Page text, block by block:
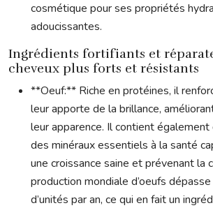
cosmétique pour ses propriétés
adoucissantes.
Ingrédients fortifiants et
cheveux plus forts et résistants
**Oeuf:** Riche en protéines, il
leur apporte de la brillance,
leur apparence. Il contient
des minéraux essentiels à la santé
une croissance saine et prévenant la
production mondiale d’oeufs
d’unités par an, ce qui en fait un